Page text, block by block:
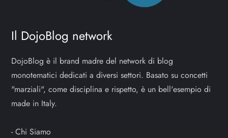
Il DojoBlog network
DojoBlog è il brand madre del network di blog
monotematici dedicati a diversi settori. Basato su concetti
"marziali", come disciplina e rispetto, è un bell'esempio di
made in Italy.
-Chi Siamo